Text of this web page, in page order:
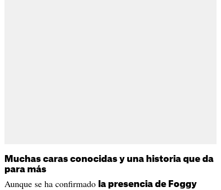
Muchas caras conocidas y una historia que da
para más
Aunque se ha confirmado la presencia de Foggy